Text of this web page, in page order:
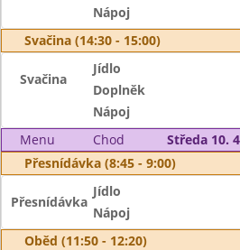
Nápoj
Svačina (14:30 - 15:00)
Svačina
Jídlo
Doplněk
Nápoj
Menu
Chod
Středa 10.
Přesnídávka (8:45 - 9:00)
Přesnídávka
Jídlo
Nápoj
Oběd (11:50 - 12:20)